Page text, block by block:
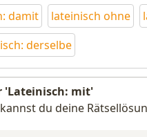
damit lateinisch ohne
derselbe
'Lateinisch: mit'
du deine